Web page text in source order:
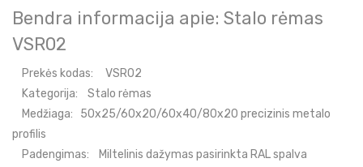
Bendra informacija apie: Stalo rėmas
VSR02
Prekės kodas:
VSR02
Kategorija: Stalo rėmas
Medžiaga:
50x25/60x20/60x40/80x20 precizinis metalo
profilis
Padengimas:
Miltelinis dažymas pasirinkta RAL spalva